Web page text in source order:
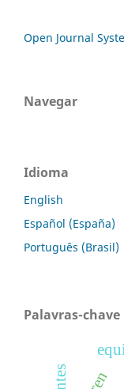
Open Journal
Navegar
Idioma
English
Español (España)
Português (Brasil)
Palavras-chave